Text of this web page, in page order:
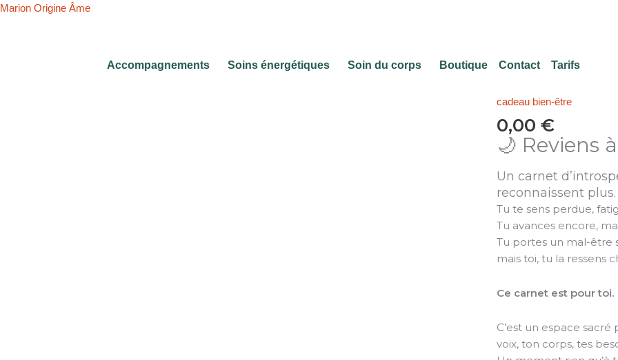
Aller
Marion Origine Âme
Accompagnements Soins énergétiques Soin du corps Boutique Contact Tarifs
cadeau bien-être
0,00 €
🌙 Reviens
Un carnet
reconnaissent plus.
Tu te sens perdue,
Tu avances encore,
Tu portes un mal-être
mais toi, tu la ressens
Ce carnet est pour toi.
C’est un espace
voix, ton corps, tes
quantité
de
Livret
d'introspection
gratuit